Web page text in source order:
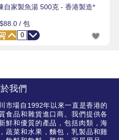
自家製魚湯 500克 - 香港製造*
/ 包
我們
市場自 1992年以來一直是香港的
食品和雜貨進口商。我們提供各
鮮和優質的產品，包括肉類，海
蔬菜和水果，麵包，乳製品和雞